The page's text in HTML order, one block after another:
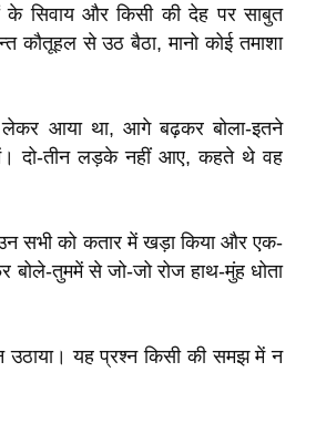
के सिवाय और किसी की देह पर साबुत
कौतूहल से उठ बैठा, मानो कोई तमाशा
लेकर आया था, आगे बढ़कर बोला-इतने
दो-तीन लड़के नहीं आए, कहते थे वह
सभी को कतार में खड़ा किया और एक-
बोले-तुममें से जो-जो रोज हाथ-मुंह धोता
यह प्रश्न किसी की समझ में न